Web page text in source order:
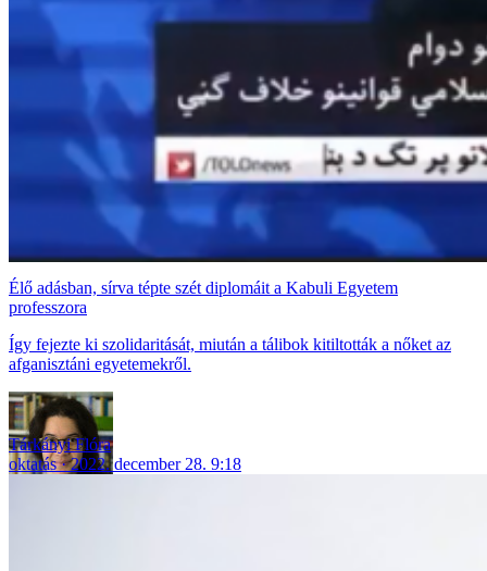
Élő adásban, sírva tépte szét diplomáit a Kabuli Egyetem
professzora
Így fejezte ki szolidaritását, miután a tálibok kitiltották a nőket az
afganisztáni egyetemekről.
Tárkányi Flóra
oktatás
2022. december 28. 9:18